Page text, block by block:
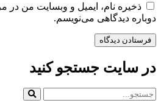
ذخیره نام، ایمیل و وبسایت من در
دوباره دیدگاهی می‌نویسم.
در سایت جستجو کنید